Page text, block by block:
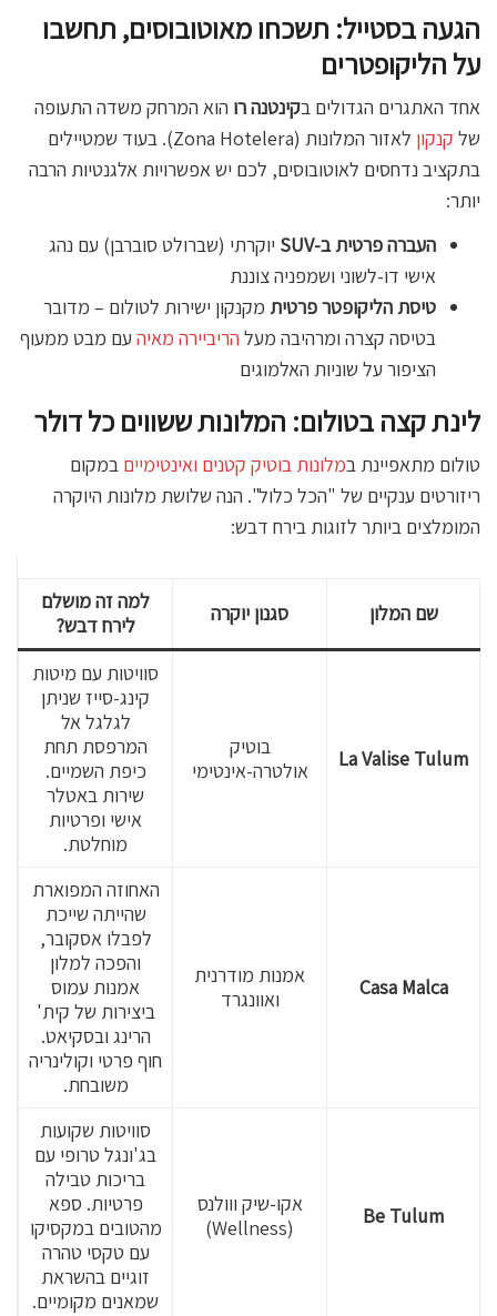
הגעה בסטייל: תשכחו מאוטובוסים, תחשבו
על הליקופטרים
אחד האתגרים הגדולים בקינטנה רו הוא המרחק משדה התעופה
של קנקון
לאזור המלונות (Zona Hotelera). בעוד שמטיילים
בתקציב נדחסים לאוטובוסים, לכם יש אפשרויות אלגנטיות הרבה
יותר:
העברה פרטית ב-SUV
יוקרתי (שברולט סוברבן) עם נהג
אישי דו-לשוני ושמפניה צוננת
טיסת הליקופטר פרטית מקנקון ישירות לטולום – מדובר
בטיסה קצרה ומרהיבה מעל הריביירה מאיה עם מבט ממעוף
הציפור על שוניות האלמוגים
לינת קצה בטולום: המלונות ששווים כל דולר
טולום מתאפיינת במלונות בוטיק קטנים ואינטימיים במקום
ריזורטים ענקיים של "הכל כלול". הנה שלושת מלונות היוקרה
המומלצים ביותר לזוגות בירח דבש:
שם המלון סגנון יוקרה
למה זה מושלם
לירח דבש?
La Valise Tulum
בוטיק
אולטרה-אינטימי
סוויטות עם מיטות
קינג-סייז שניתן
לגלגל אל
המרפסת תחת
כיפת השמיים.
שירות באטלר
אישי ופרטיות
מוחלטת.
Casa Malca
אמנות מודרנית
ואוונגרד
האחוזה המפוארת
שהייתה שייכת
לפבלו אסקובר,
והפכה למלון
אמנות עמוס
ביצירות של קית'
הרינג ובסקיאט.
חוף פרטי וקולינריה
משובחת.
Be Tulum
אקו-שיק ווולנס
(Wellness)
סוויטות שקועות
בג'ונגל טרופי עם
בריכות טבילה
פרטיות. ספא
מהטובים במקסיקו
עם טקסי טהרה
זוגיים בהשראת
שמאנים מקומיים.